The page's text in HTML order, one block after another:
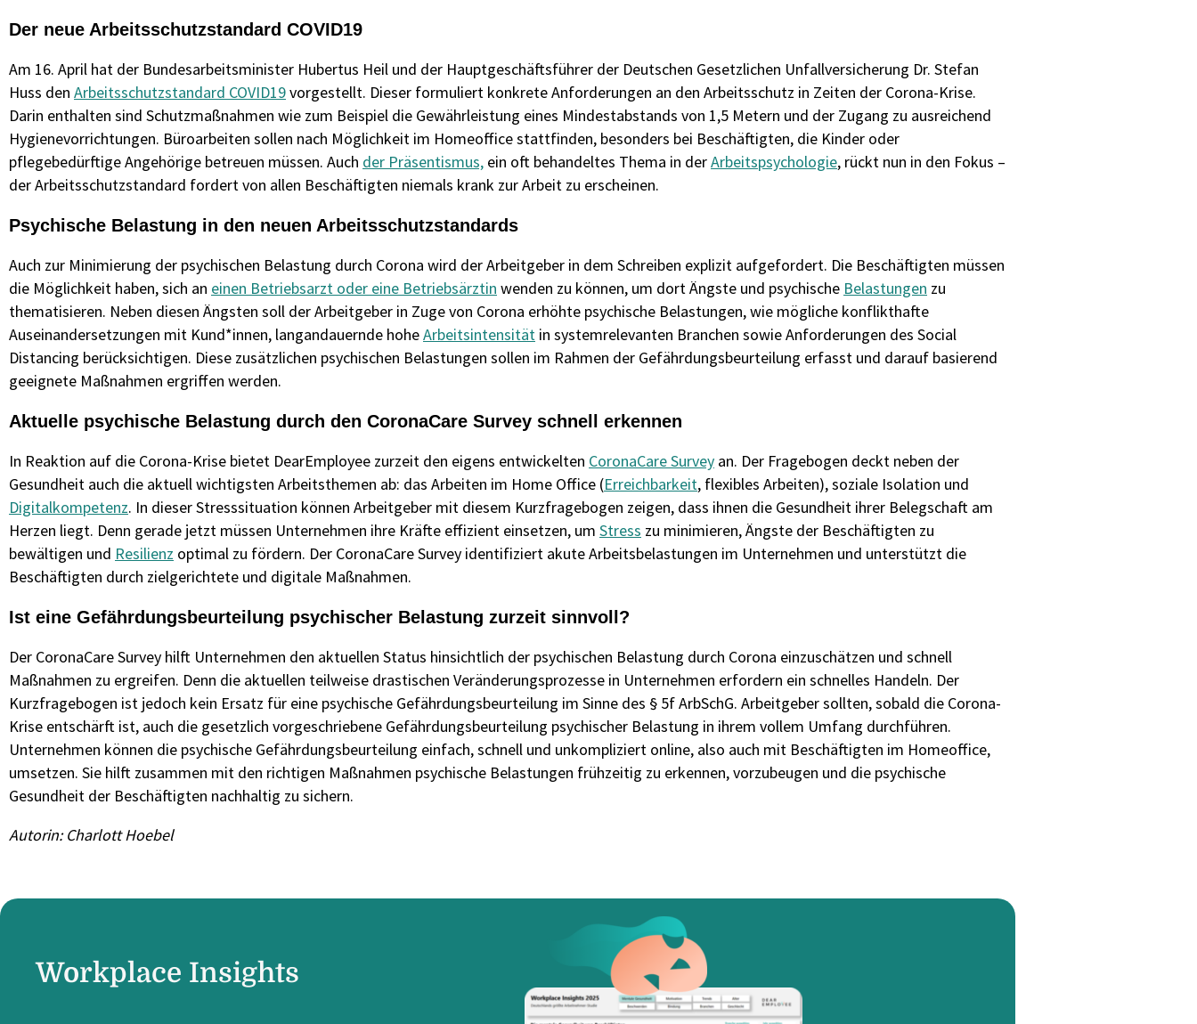
Der neue Arbeitsschutzstandard COVID19
Am 16. April hat der Bundesarbeitsminister Hubertus Heil und der Hauptgeschäftsführer der Deutschen Gesetzlichen Unfallversicherung Dr. Stefan
Huss den Arbeitsschutzstandard COVID19vorgestellt. Dieser formuliert konkrete Anforderungen an den Arbeitsschutz in Zeiten der Corona-Krise.
Darin enthalten sind Schutzmaßnahmen wie zum Beispiel die Gewährleistung eines Mindestabstands von 1,5 Metern und der Zugang zu ausreichend
Hygienevorrichtungen. Büroarbeiten sollen nach Möglichkeit im Homeoffice stattfinden, besonders bei Beschäftigten, die Kinder oder
pflegebedürftige Angehörige betreuen müssen. Auch der Präsentismus, ein oft behandeltes Thema in derArbeitspsychologie, rückt nun in den Fokus –
der Arbeitsschutzstandard fordert von allen Beschäftigten niemals krank zur Arbeit zu erscheinen.
Psychische Belastung in den neuen Arbeitsschutzstandards
Auch zur Minimierung der psychischen Belastung durch Corona wird der Arbeitgeber in dem Schreiben explizit aufgefordert. Die Beschäftigten müssen
die Möglichkeit haben, sich an einen Betriebsarzt oder eine Betriebsärztin wenden zu können, um dort Ängste und psychische Belastungen zu
thematisieren. Neben diesen Ängsten soll der Arbeitgeber in Zuge von Corona erhöhte psychische Belastungen, wie mögliche konflikthafte
Auseinandersetzungen mit Kund*innen, langandauernde hoheArbeitsintensität in systemrelevanten Branchen sowie Anforderungen des Social
Distancing berücksichtigen. Diese zusätzlichen psychischen Belastungen sollen im Rahmen der Gefährdungsbeurteilung erfasst und darauf basierend
geeignete Maßnahmen ergriffen werden.
Aktuelle psychische Belastung durch den CoronaCare Survey schnell erkennen
In Reaktion auf die Corona-Krise bietet DearEmployee zurzeit den eigens entwickelten CoronaCare Survey an. Der Fragebogen deckt neben der
Gesundheit auch die aktuell wichtigsten Arbeitsthemen ab: das Arbeiten im Home Office (Erreichbarkeit, flexibles Arbeiten), soziale Isolation und
Digitalkompetenz. In dieser Stresssituation können Arbeitgeber mit diesem Kurzfragebogen zeigen, dass ihnen die Gesundheit ihrer Belegschaft am
Herzen liegt. Denn gerade jetzt müssen Unternehmen ihre Kräfte effizient einsetzen, um Stress zu minimieren, Ängste der Beschäftigten zu
bewältigen und Resilienz optimal zu fördern. Der CoronaCare Survey identifiziert akute Arbeitsbelastungen im Unternehmen und unterstützt die
Beschäftigten durch zielgerichtete und digitale Maßnahmen.
Ist eine Gefährdungsbeurteilung psychischer Belastung zurzeit sinnvoll?
Der CoronaCare Survey hilft Unternehmen den aktuellen Status hinsichtlich der psychischen Belastung durch Corona einzuschätzen und schnell
Maßnahmen zu ergreifen. Denn die aktuellen teilweise drastischen Veränderungsprozesse in Unternehmen erfordern ein schnelles Handeln. Der
Kurzfragebogen ist jedoch kein Ersatz für eine psychische Gefährdungsbeurteilung im Sinne des § 5f ArbSchG. Arbeitgeber sollten, sobald die Corona-
Krise entschärft ist, auch die gesetzlich vorgeschriebene Gefährdungsbeurteilung psychischer Belastung in ihrem vollem Umfang durchführen.
Unternehmen können die psychische Gefährdungsbeurteilung einfach, schnell und unkompliziert online, also auch mit Beschäftigten im Homeoffice,
umsetzen. Sie hilft zusammen mit den richtigen Maßnahmen psychische Belastungen frühzeitig zu erkennen, vorzubeugen und die psychische
Gesundheit der Beschäftigten nachhaltig zu sichern.
Autorin: Charlott Hoebel
Workplace Insights